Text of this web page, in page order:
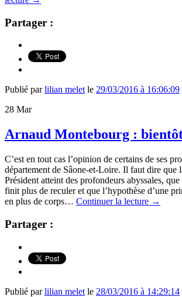
Partager :
Publié parlilian melet le 29/03/2016 à 16:06:09
28 Mar
Arnaud Montebourg :
C’est en tout cas l’opinion de certains de ses
département de Sâone-et-Loire. Il faut dire que
Président atteint des profondeurs abyssales,
finit plus de reculer et que l’hypothèse d’une
en plus de corps… Continuer la lecture →
Partager :
Publié parlilian melet le 28/03/2016 à 14:29:14